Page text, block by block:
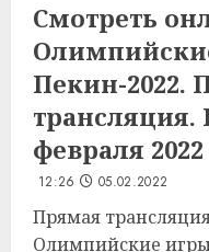
Смотреть
Пекин-2022.
февраля 2022
12:26 05.02.2022
Прямая
Олимпийские